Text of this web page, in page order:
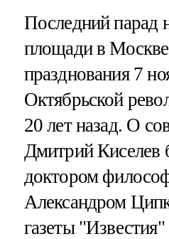
Последний парад
площади в
празднования 7
Октябрьской
20 лет назад. О
Дмитрий Киселев
доктором
Александром
газеты